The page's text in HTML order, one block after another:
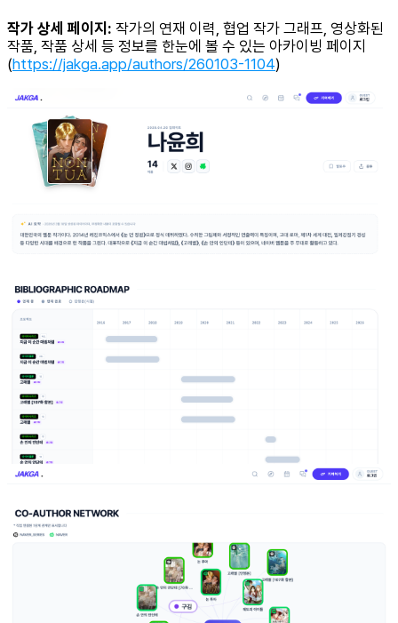
작가 상세 페이지: 작가의 연재 이력, 협업 작가 그래프, 영상화된
작품, 작품 상세 등 정보를 한눈에 볼 수 있는 아카이빙 페이지
(https://jakga.app/authors/260103-1104)